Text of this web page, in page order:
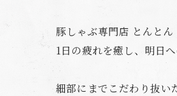
豚しゃぶ専門店 とんと
1日の疲れを癒し、明日
細部にまでこだわり抜い